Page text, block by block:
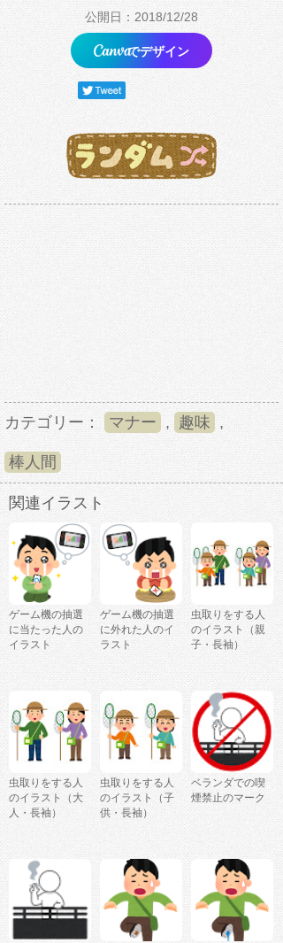
公開日：2018/12/28
でデザイン
カテゴリー： マナー , 趣味 ,
棒人間
関連イラスト
ゲーム機の抽選
に当たった人の
イラスト
ゲーム機の抽選
に外れた人のイ
ラスト
虫取りをする人
のイラスト（親
子・長袖）
虫取りをする人
のイラスト（大
人・長袖）
虫取りをする人
のイラスト（子
供・長袖）
ベランダでの喫
煙禁止のマーク